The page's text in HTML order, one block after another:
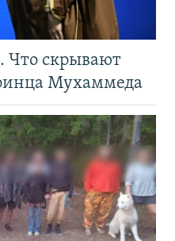
скрывают
Мухаммеда